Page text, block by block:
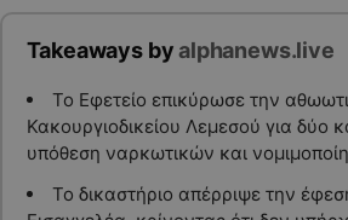
Takeaways byalphanews.live
Το Εφετείο επικύρωσε την
Κακουργιοδικείου Λεμεσού για δύο
υπόθεση ναρκωτικών και
Το δικαστήριο απέρριψε την